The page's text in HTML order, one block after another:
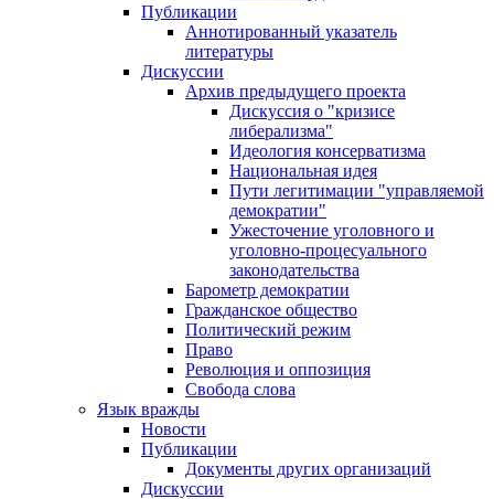
Публикации
Аннотированный указатель
литературы
Дискуссии
Архив предыдущего проекта
Дискуссия о "кризисе
либерализма"
Идеология консерватизма
Национальная идея
Пути легитимации "управляемой
демократии"
Ужесточение уголовного и
уголовно-процесуального
законодательства
Барометр демократии
Гражданское общество
Политический режим
Право
Революция и оппозиция
Свобода слова
Язык вражды
Новости
Публикации
Документы других организаций
Дискуссии